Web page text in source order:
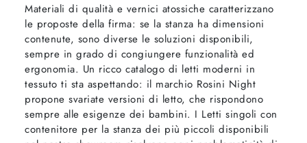
Materiali di qualità e vernici atossiche caratterizzano
le proposte della firma: se la stanza ha dimensioni
contenute, sono diverse le soluzioni disponibili,
sempre in grado di congiungere funzionalità ed
ergonomia. Un ricco catalogo di letti moderni in
tessuto ti sta aspettando: il marchio Rosini Night
propone svariate versioni di letto, che rispondono
sempre alle esigenze dei bambini. I Letti singoli con
contenitore per la stanza dei più piccoli disponibili